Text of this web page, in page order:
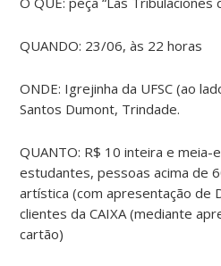
QUANDO: 23/06, às 22 horas
ONDE: Igrejinha da UFSC (ao
Santos Dumont, Trindade.
QUANTO: R$ 10 inteira e meia-
estudantes, pessoas acima de
artística (com apresentação de
clientes da CAIXA (mediante
cartão)